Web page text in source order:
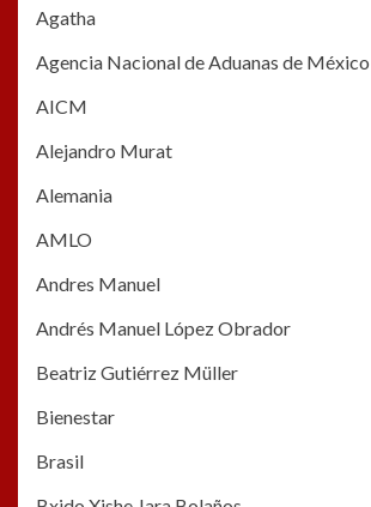
Agatha
Agencia Nacional de Aduanas de México
AICM
Alejandro Murat
Alemania
AMLO
Andres Manuel
Andrés Manuel López Obrador
Beatriz Gutiérrez Müller
Bienestar
Brasil